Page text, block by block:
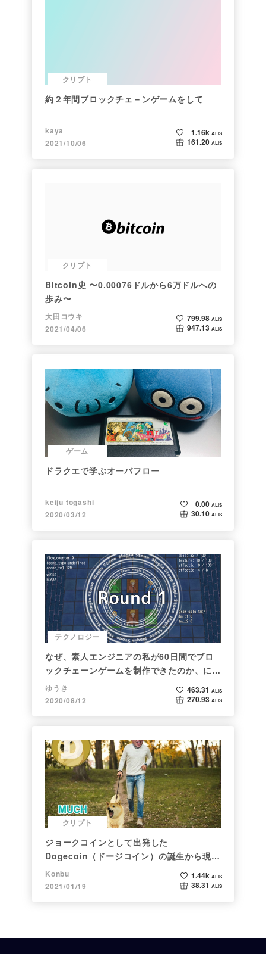
クリプト
約２年間ブロックチェ－ンゲームをして
kaya
2021/10/06
1.16k ALIS
161.20 ALIS
クリプト
Bitcoin史 〜0.00076ドルから6万ドルへの
歩み〜
大田コウキ
2021/04/06
799.98 ALIS
947.13 ALIS
ゲーム
ドラクエで学ぶオーバフロー
keiju togashi
2020/03/12
0.00 ALIS
30.10 ALIS
テクノロジー
なぜ、素人エンジニアの私が60日間でブロ
ックチェーンゲームを制作できたのか、につ
いて語ってみた
ゆうき
2020/08/12
463.31 ALIS
270.93 ALIS
クリプト
ジョークコインとして出発した
Dogecoin（ドージコイン）の誕生から現在
まで。注目される非証券性🐶
Konbu
2021/01/19
1.44k ALIS
38.31 ALIS